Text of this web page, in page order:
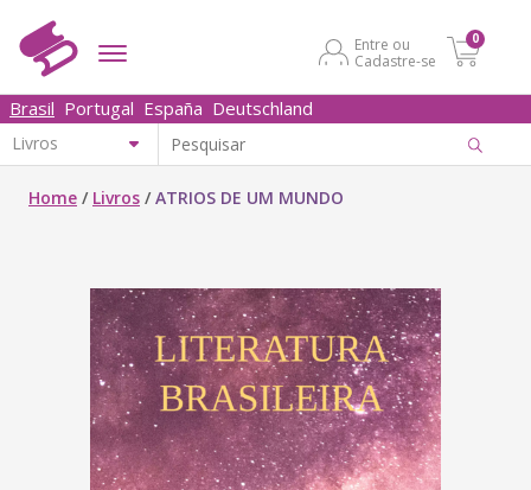
Entre ou
Cadastre-se
0
Brasil Portugal España Deutschland
Home / Livros /ATRIOS DE UM MUNDO